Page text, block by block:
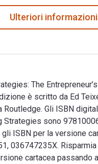
Ulteriori informazioni
The
è scritto da Ed
Routledge. Gli ISBN
Strategies sono
ISBN per la versione
036747235X. Risparmia
cartacea passando